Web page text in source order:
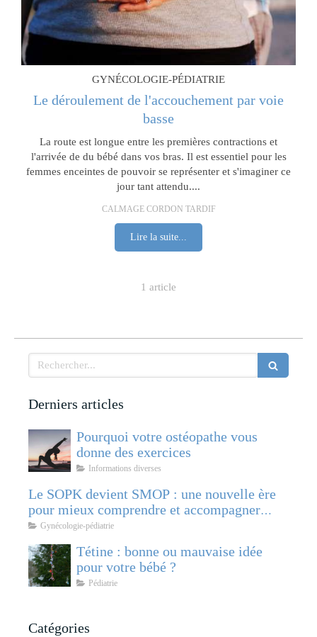
GYNÉCOLOGIE-PÉDIATRIE
Le déroulement de l'accouchement par voie
basse
La route est longue entre les premières contractions et
l'arrivée de du bébé dans vos bras. Il est essentiel pour les
femmes enceintes de pouvoir se représenter et s'imaginer ce
jour tant attendu....
CALMAGE CORDON TARDIF
Lire la suite...
1 article
Rechercher
Derniers articles
Pourquoi votre ostéopathe vous
donne des exercices
Informations diverses
Le SOPK devient SMOP : une nouvelle ère
pour mieux comprendre et accompagner
cette pathologie féminine
Gynécologie-pédiatrie
Tétine : bonne ou mauvaise idée
pour votre bébé ?
Pédiatrie
Catégories